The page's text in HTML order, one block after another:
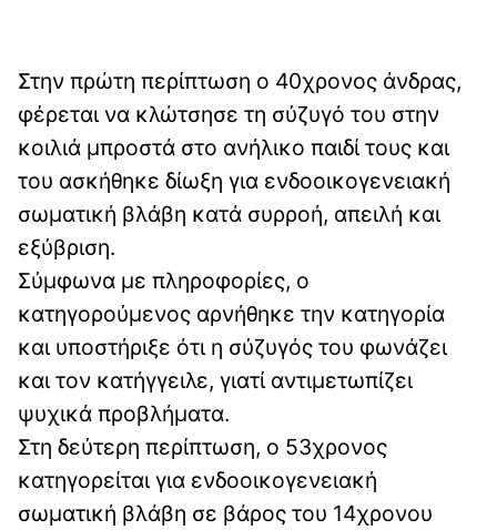
Στην πρώτη περίπτωση ο 40χρονος άνδρας,
φέρεται να κλώτσησε τη σύζυγό του στην
κοιλιά μπροστά στο ανήλικο παιδί τους και
του ασκήθηκε δίωξη για ενδοοικογενειακή
σωματική βλάβη κατά συρροή, απειλή και
εξύβριση.
Σύμφωνα με πληροφορίες, ο
κατηγορούμενος αρνήθηκε την κατηγορία
και υποστήριξε ότι η σύζυγός του φωνάζει
και τον κατήγγειλε, γιατί αντιμετωπίζει
ψυχικά προβλήματα.
Στη δεύτερη περίπτωση, ο 53χρονος
κατηγορείται για ενδοοικογενειακή
σωματική βλάβη σε βάρος του 14χρονου